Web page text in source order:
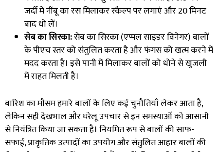
जर्दी में नींबू का रस मिलाकर स्कैल्प पर लगाएं और 20 मिनट
बाद धो लें।
सेब का सिरका:सेब का सिरका (एप्पल साइडर विनेगर) बालों
के पीएच स्तर को संतुलित करता है और फंगस को खत्म करने में
मदद करता है। इसे पानी में मिलाकर बालों को धोने से खुजली
में राहत मिलती है।
बारिश का मौसम हमारे बालों के लिए कई चुनौतियाँ लेकर आता है,
लेकिन सही देखभाल और घरेलू उपचार से इन समस्याओं को आसानी
से नियंत्रित किया जा सकता है। नियमित रूप से बालों की साफ-
सफाई, प्राकृतिक उत्पादों का उपयोग और संतुलित आहार बालों की